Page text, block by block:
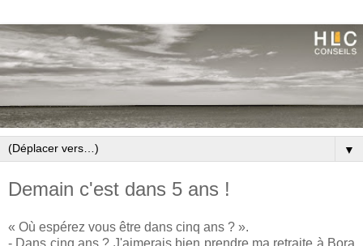
▼
Demain c'est dans 5 ans !
« Où espérez vous être dans cinq ans ? ».